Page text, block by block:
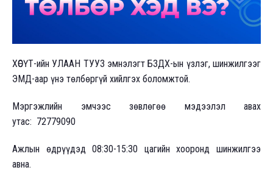
ХӨСҮТ-ийн УЛААН ТУУЗ эмнэлэгт БЗДХ-ын үзлэг, шинжилгээг
ЭМД-аар үнэ төлбөргүй хийлгэх боломжтой.
Мэргэжлийн эмчээс зөвлөгөө мэдээлэл авах
утас: 72779090
Ажлын өдрүүдэд 08:30-15:30 цагийн хооронд шинжилгээ
авна.